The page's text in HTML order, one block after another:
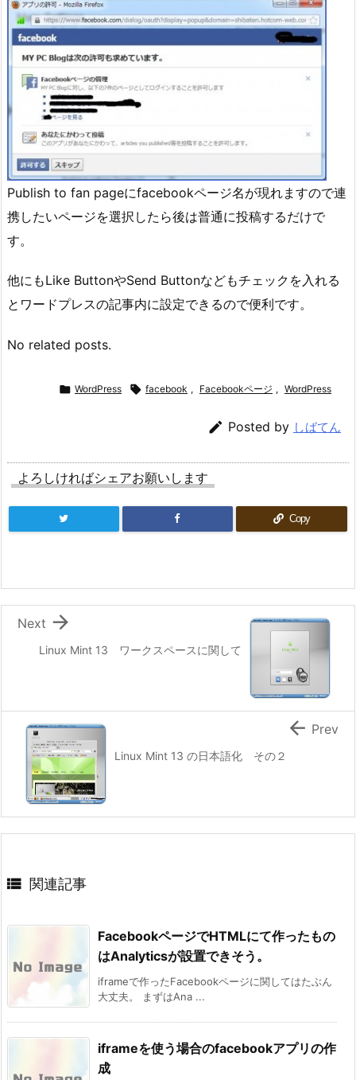
Publish to fan pageにfacebookページ名が現れますので連
携したいページを選択したら後は普通に投稿するだけで
す。
他にもLike ButtonやSend Buttonなどもチェックを入れる
とワードプレスの記事内に設定できるので便利です。
No related posts.
 WordPress  facebook , Facebookページ , WordPress
 Posted by しばてん
よろしければシェアお願いします
Copy
Linux Mint 13 ワークスペースに関して

Next
Linux Mint 13 の日本語化 その２
 Prev
 関連記事
FacebookページでHTMLにて作ったもの
はAnalyticsが設置できそう。
iframeで作ったFacebookページに関してはたぶん
大丈夫。 まずはAna ...
iframeを使う場合のfacebookアプリの作
成